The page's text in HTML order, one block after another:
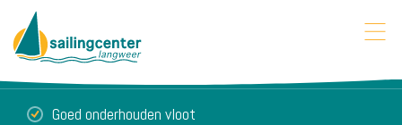
Goed onderhouden vloot